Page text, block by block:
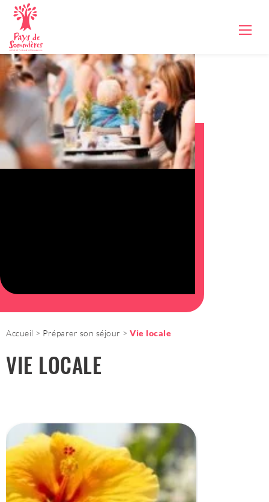
Accueil Préparer son séjour Vie locale
VIE LOCALE